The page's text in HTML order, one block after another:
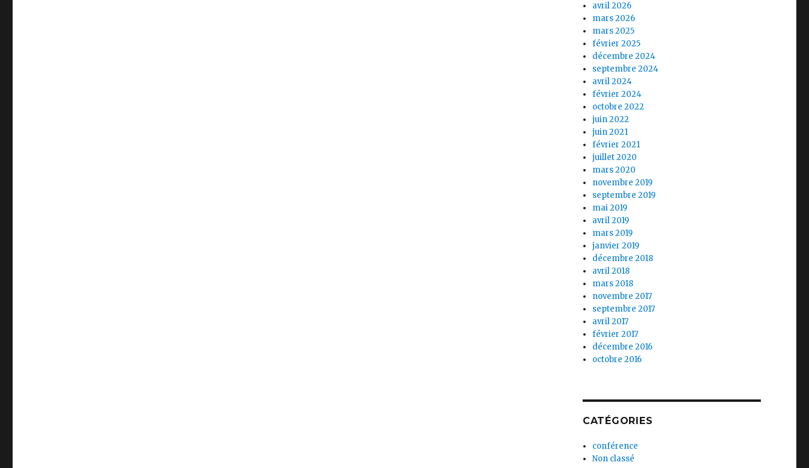
avril 2026
mars 2026
mars 2025
février 2025
décembre 2024
septembre 2024
avril 2024
février 2024
octobre 2022
juin 2022
juin 2021
février 2021
juillet 2020
mars 2020
novembre 2019
septembre 2019
mai 2019
avril 2019
mars 2019
janvier 2019
décembre 2018
avril 2018
mars 2018
novembre 2017
septembre 2017
avril 2017
février 2017
décembre 2016
octobre 2016
CATÉGORIES
conférence
Non classé